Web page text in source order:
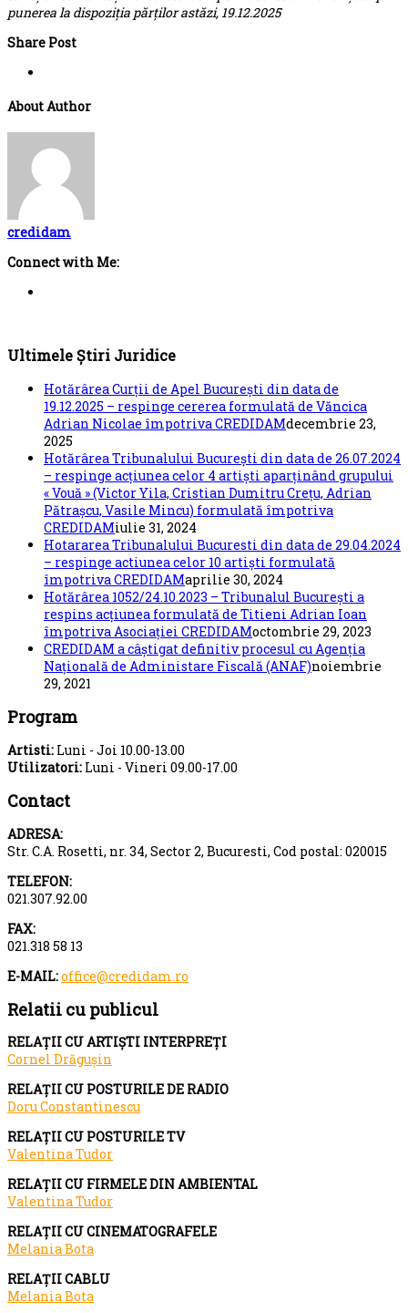
punerea la dispoziţia părţilor astăzi, 19.12.2025
Share Post
About Author
credidam
Connect with Me:
Ultimele Știri Juridice
Hotărârea Curții de Apel București din data de
19.12.2025 – respinge cererea formulată de Văncica
Adrian Nicolae împotriva CREDIDAMdecembrie 23,
2025
Hotărârea Tribunalului București din data de 26.07.2024
– respinge acțiunea celor 4 artiști aparținând grupului
« Vouă » (Victor Yila, Cristian Dumitru Crețu, Adrian
Pătrașcu, Vasile Mincu) formulată împotriva
CREDIDAMiulie 31, 2024
Hotararea Tribunalului Bucuresti din data de 29.04.2024
– respinge actiunea celor 10 artiști formulată
împotriva CREDIDAMaprilie 30, 2024
Hotărârea 1052/24.10.2023 – Tribunalul București a
respins acțiunea formulată de Titieni Adrian Ioan
împotriva Asociației CREDIDAMoctombrie 29, 2023
CREDIDAM a câștigat definitiv procesul cu Agenția
Națională de Administare Fiscală (ANAF)noiembrie
29, 2021
Program
Artisti: Luni - Joi 10.00-13.00
Utilizatori: Luni - Vineri 09.00-17.00
Contact
ADRESA:
Str. C.A. Rosetti, nr. 34, Sector 2, Bucuresti, Cod postal: 020015
TELEFON:
021.307.92.00
FAX:
021.318 58 13
E-MAIL:office@credidam.ro
Relatii cu publicul
RELAȚII CU ARTIȘTI INTERPREȚI
Cornel Drăgușin
RELAȚII CU POSTURILE DE RADIO
Doru Constantinescu
RELAȚII CU POSTURILE TV
Valentina Tudor
RELAȚII CU FIRMELE DIN AMBIENTAL
Valentina Tudor
RELAȚII CU CINEMATOGRAFELE
Melania Bota
RELAȚII CABLU
Melania Bota